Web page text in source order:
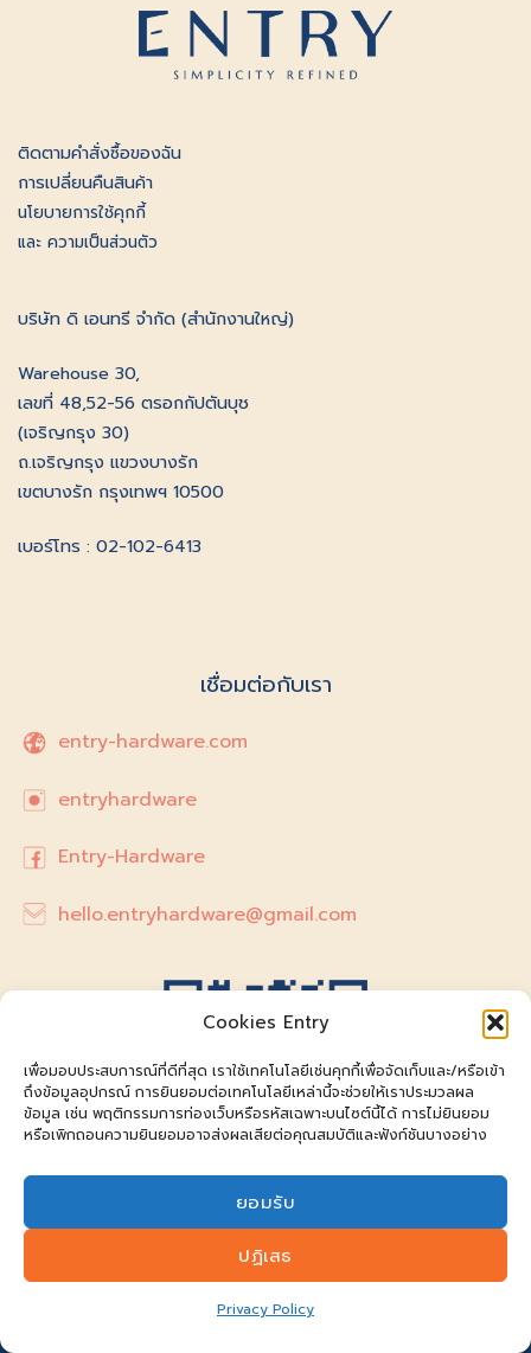
Cookies Entry
เพื่อมอบประสบการณ์ที่ดีที่สุด เราใช้เทคโนโลยีเช่นคุกกี้เพื่อจัดเก็บและ/หรือเข้า
ถึงข้อมูลอุปกรณ์ การยินยอมต่อเทคโนโลยีเหล่านี้จะช่วยให้เราประมวลผล
ข้อมูล เช่น พฤติกรรมการท่องเว็บหรือรหัสเฉพาะบนไซต์นี้ได้ การไม่ยินยอม
หรือเพิกถอนความยินยอมอาจส่งผลเสียต่อคุณสมบัติและฟังก์ชันบางอย่าง
ยอมรับ
ปฏิเสธ
Privacy Policy
ติดตามคําสั่งซื้อของฉัน
การเปลี่ยนคืนสินค้า
นโยบายการใช้คุกกี้
และ ความเป็นส่วนตัว
บริษัท ดิ เอนทรี จำกัด (สำนักงานใหญ่)
Warehouse 30,
เลขที่ 48,52-56 ตรอกกัปตันบุช
(เจริญกรุง 30)
ถ.เจริญกรุง แขวงบางรัก
เขตบางรัก กรุงเทพฯ 10500
เบอร์โทร : 02-102-6413
เชื่อมต่อกับเรา
entry-hardware.com
entryhardware
Entry-Hardware
hello.entryhardware@gmail.com
@entry-hardware